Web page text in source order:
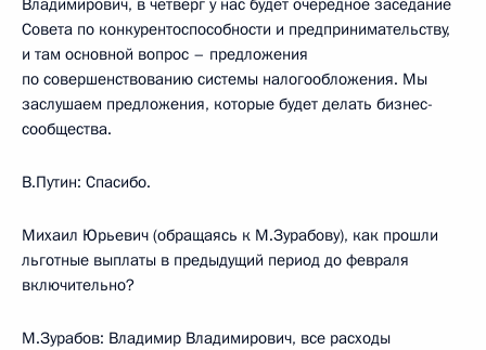
Владимирович, в четверг у нас будет очередное заседание
Совета по конкурентоспособности и предпринимательству,
и там основной вопрос – предложения
по совершенствованию системы налогообложения. Мы
заслушаем предложения, которые будет делать бизнес-
сообщества.
В.Путин: Спасибо.
Михаил Юрьевич (обращаясь к М.Зурабову), как прошли
льготные выплаты в предыдущий период до февраля
включительно?
М.Зурабов: Владимир Владимирович, все расходы